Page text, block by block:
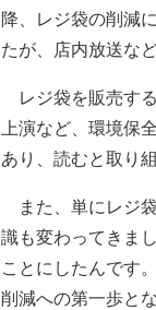
降、レジ袋の削減
たが、店内放送な
レジ袋を販売す
上演など、環境保
あり、読むと取り
また、単にレジ
識も変わってきま
ことにしたんです
削減への第一歩と